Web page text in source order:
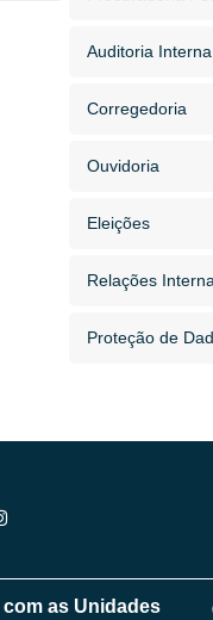
Auditoria Interna
Corregedoria
Ouvidoria
Eleições
Relações
Proteção de
g
as Unidades